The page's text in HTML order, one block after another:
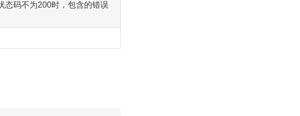
态码不为200时，包含的错误